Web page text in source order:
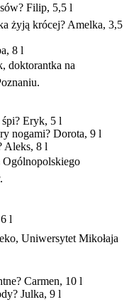
Filip, 5,5 l
żyją krócej? Amelka, 3,5
8 l
doktorantka na
śpi? Eryk, 5 l
nogami? Dorota, 9 l
Aleks, 8 l
l
Uniwersytet Mikołaja
Carmen, 10 l
Julka, 9 l